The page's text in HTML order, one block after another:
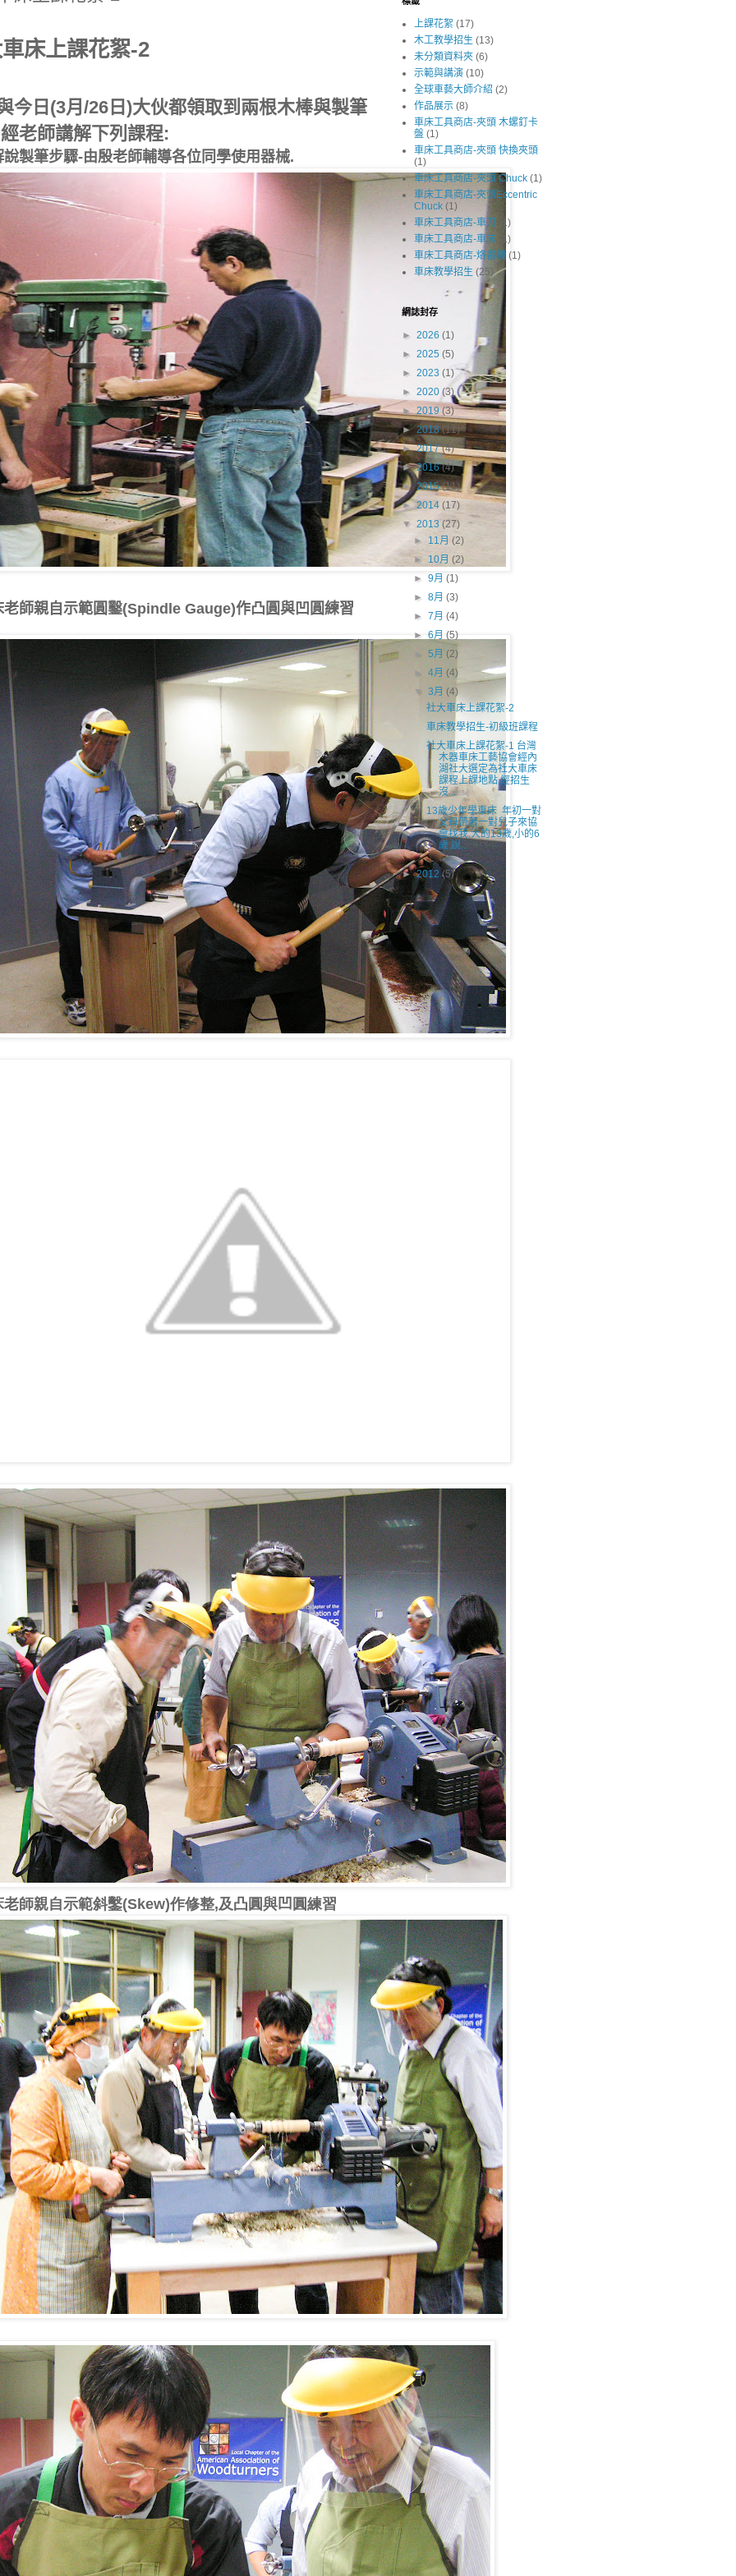
床上課花絮-2
今日(3月/26日)大伙都領取到兩根木棒與製筆
經老師講解下列課程:
製筆步驟-由殷老師輔導各位同學使用器械.
師親自示範圓鑿(Spindle Gauge)作凸圓與凹圓練習
師親自示範斜鑿(Skew)作修整,及凸圓與凹圓練習
上課花絮 (17)
木工教學招生 (13)
未分類資料夾 (6)
示範與講演 (10)
全球車藝大師介紹 (2)
作品展示 (8)
車床工具商店-夾頭 木螺釘卡
盤 (1)
車床工具商店-夾頭 快換夾頭
(1)
車床工具商店-夾頭 Chuck (1)
車床工具商店-夾頭Eccentric
Chuck (1)
車床工具商店-車刀
(1)
車床工具商店-車床
(1)
車床工具商店-烙畫機 (1)
車床教學招生 (25)
網誌封存
► 2026 (1)
► 2025 (5)
► 2023 (1)
► 2020 (3)
►2019 (3)
►2018(11)
►2017(4)
►2016(4)
►2015(11)
► 2014 (17)
▼ 2013 (27)
► 11月(2)
► 10月(2)
►9月(1)
►8月(3)
►7月(4)
►6月(5)
►5月(2)
►4月(4)
▼3月(4)
社大車床上課花絮-2
車床教學招生-初級班課程
社大車床上課花絮-1 台灣
木器車床工藝協會經內
湖社大選定為社大車床
課程上課地點,經招生
沒...
13歲少年學車床 年初一對
父母帶著一對兒子來協
會找我,大的13歲,小的6
歲,說...
►2012(5)